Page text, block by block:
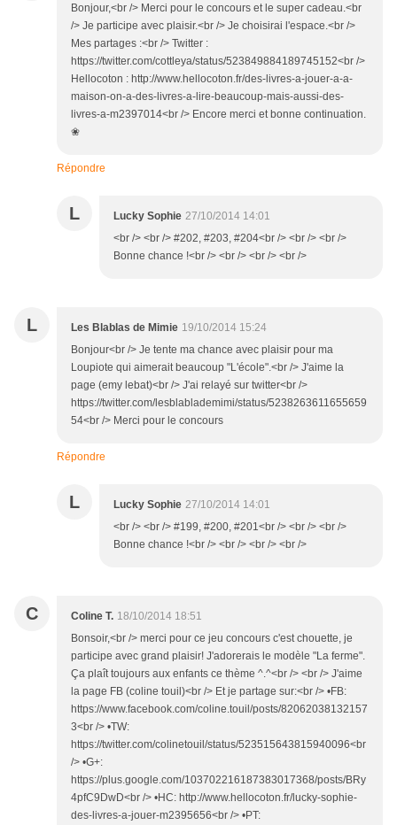
Bonjour,<br /> Merci pour le concours et le super cadeau.<br
/> Je participe avec plaisir.<br /> Je choisirai l'espace.<br />
Mes partages :<br /> Twitter :
https://twitter.com/cottleya/status/523849884189745152<br />
Hellocoton : http://www.hellocoton.fr/des-livres-a-jouer-a-a-
maison-on-a-des-livres-a-lire-beaucoup-mais-aussi-des-
livres-a-m2397014<br /> Encore merci et bonne continuation.
❀
Répondre
L Lucky Sophie 27/10/2014 14:01
<br /> <br /> #202, #203, #204<br /> <br /> <br />
Bonne chance !<br /> <br /> <br /> <br />
L Les Blablas de Mimie 19/10/2014 15:24
Bonjour<br /> Je tente ma chance avec plaisir pour ma
Loupiote qui aimerait beaucoup "L'école".<br /> J'aime la
page (emy lebat)<br /> J'ai relayé sur twitter<br />
https://twitter.com/lesblablademimi/status/5238263611655659
54<br /> Merci pour le concours
Répondre
L Lucky Sophie 27/10/2014 14:01
<br /> <br /> #199, #200, #201<br /> <br /> <br />
Bonne chance !<br /> <br /> <br /> <br />
C Coline T. 18/10/2014 18:51
Bonsoir,<br /> merci pour ce jeu concours c'est chouette, je
participe avec grand plaisir! J'adorerais le modèle "La ferme".
Ça plaît toujours aux enfants ce thème ^.^<br /> <br /> J'aime
la page FB (coline touil)<br /> Et je partage sur:<br /> •FB:
https://www.facebook.com/coline.touil/posts/82062038132157
3<br /> •TW:
https://twitter.com/colinetouil/status/523515643815940096<br
/> •G+:
https://plus.google.com/103702216187383017368/posts/BRy
4pfC9DwD<br /> •HC: http://www.hellocoton.fr/lucky-sophie-
des-livres-a-jouer-m2395656<br /> •PT: